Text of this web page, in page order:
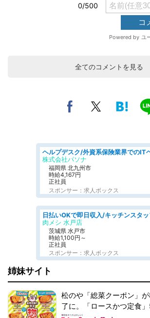
全てのコメントを見る
株式会社パソナ
福岡県 北九州市
時給4,167円
正社員
スポンサー：求人ボックス
肉メシ 水戸店
茨城県 水戸市
時給1,100円～
正社員
スポンサー：求人ボックス
姉妹サイト
松のや「総菜クーポン」
了に。「ロースかつ定食